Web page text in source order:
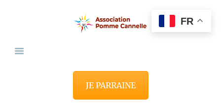
JE PARRAINE
NOS MISSIONS
QUI SOMMES-NOUS?
CONTACT
FR